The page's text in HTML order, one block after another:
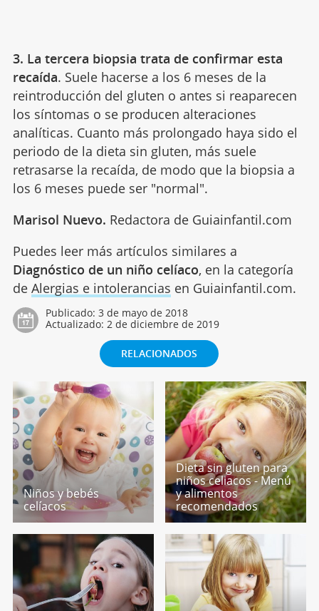
3. La tercera biopsia trata de confirmar esta
recaída. Suele hacerse a los 6 meses de la
reintroducción del gluten o antes si reaparecen
los síntomas o se producen alteraciones
analíticas. Cuanto más prolongado haya sido el
periodo de la dieta sin gluten, más suele
retrasarse la recaída, de modo que la biopsia a
los 6 meses puede ser "normal".
Marisol Nuevo. Redactora de Guiainfantil.com
Puedes leer más artículos similares a
Diagnóstico de un niño celíaco, en la categoría
de Alergias e intolerancias en Guiainfantil.com.
Publicado: 3 de mayo de 2018
Actualizado: 2 de diciembre de 2019
RELACIONADOS
Niños y bebés
celíacos
Dieta sin gluten para
niños celiacos - Menú
y alimentos
recomendados